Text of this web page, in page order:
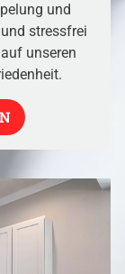
und
stressfrei
unseren